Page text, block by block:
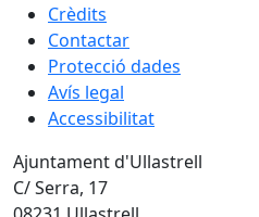
Crèdits
Contactar
Protecció dades
Avís legal
Accessibilitat
Ajuntament d'Ullastrell
C/ Serra, 17